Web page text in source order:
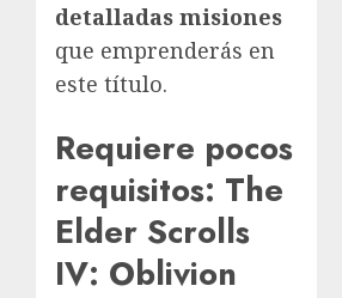
detalladas misiones
que emprenderás en
este título.
Requiere pocos
requisitos: The
Elder Scrolls
IV: Oblivion